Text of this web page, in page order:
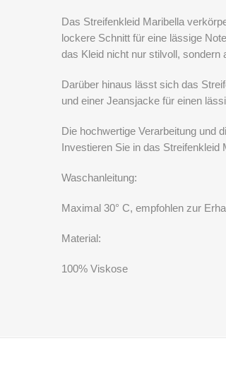
Das Streifenkleid Maribella
lockere Schnitt für eine lässige
das Kleid nicht nur stilvoll, sondern
Darüber hinaus lässt sich das
und einer Jeansjacke für einen
Die hochwertige Verarbeitung und
Investieren Sie in das
Waschanleitung:
Maximal 30° C, empfohlen zur
Material:
100% Viskose